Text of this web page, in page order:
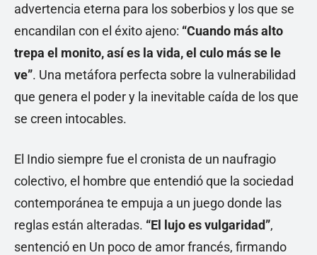
advertencia eterna para los soberbios y los que se
encandilan con el éxito ajeno: “Cuando más alto
trepa el monito, así es la vida, el culo más se le
ve”. Una metáfora perfecta sobre la vulnerabilidad
que genera el poder y la inevitable caída de los que
se creen intocables.
El Indio siempre fue el cronista de un naufragio
colectivo, el hombre que entendió que la sociedad
contemporánea te empuja a un juego donde las
reglas están alteradas. “El lujo es vulgaridad”,
sentenció en Un poco de amor francés, firmando